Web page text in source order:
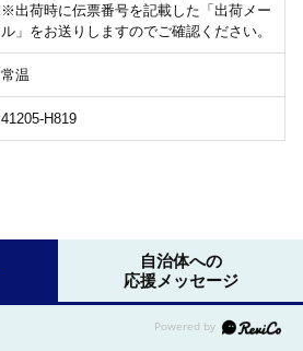
※出荷時に伝票番号を記載した「出荷メー
ル」をお送りしますのでご確認ください。
常温
41205-H819
自治体への
応援メッセージ